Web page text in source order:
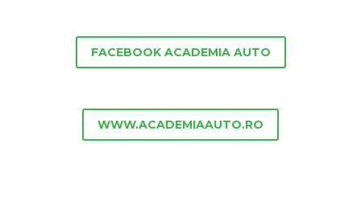
FACEBOOK ACADEMIA AUTO
WWW.ACADEMIAAUTO.RO